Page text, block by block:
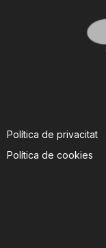
Política de privacitat
Política de cookies